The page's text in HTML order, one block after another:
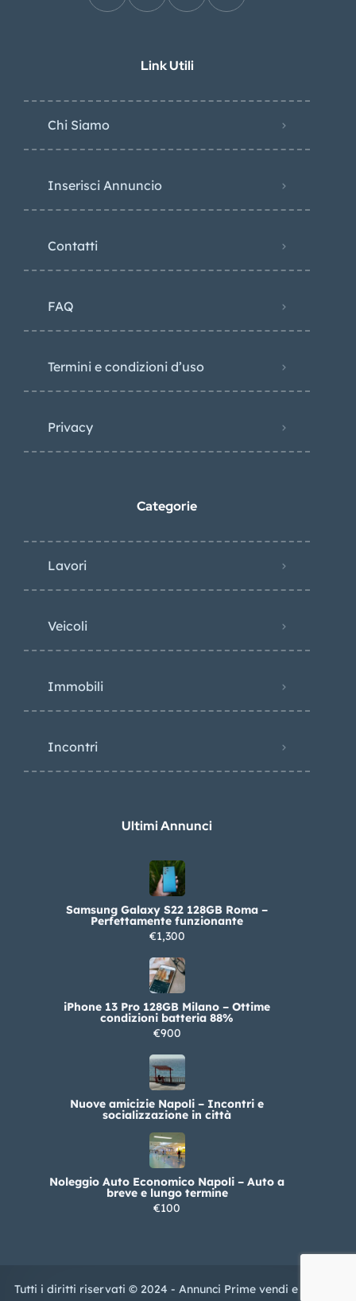
Link Utili
Chi Siamo
Inserisci Annuncio
Contatti
FAQ
Termini e condizioni d’uso
Privacy
Categorie
Lavori
Veicoli
Immobili
Incontri
Ultimi Annunci
Samsung Galaxy S22 128GB Roma –
Perfettamente funzionante
€1,300
iPhone 13 Pro 128GB Milano – Ottime
condizioni batteria 88%
€900
Nuove amicizie Napoli – Incontri e
socializzazione in città
Noleggio Auto Economico Napoli – Auto a
breve e lungo termine
€100
Tutti i diritti riservati © 2024 - Annunci Prime vendi e Compri